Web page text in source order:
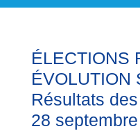
ÉLECTIONS
ÉVOLUTION
Résultats
28